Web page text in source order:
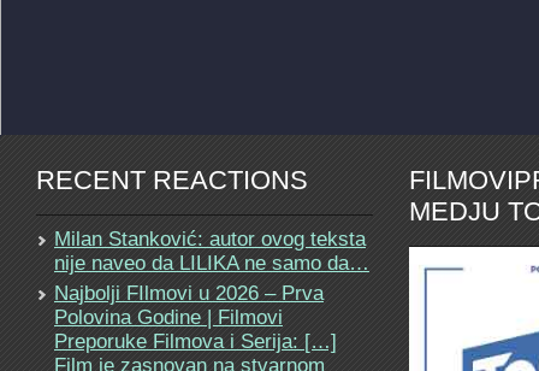
RECENT REACTIONS
Milan Stanković: autor ovog teksta
nije naveo da LILIKA ne samo da…
Najbolji FIlmovi u 2026 – Prva
Polovina Godine | Filmovi
Preporuke Filmova i Serija: […]
Film je zasnovan na stvarnom
MEDJU